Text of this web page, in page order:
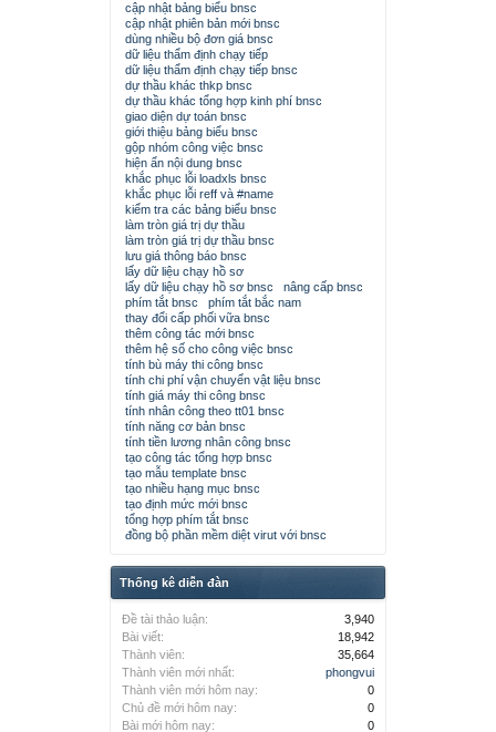
cập nhật bảng biểu bnsc
cập nhật phiên bản mới bnsc
dùng nhiều bộ đơn giá bnsc
dữ liệu thẩm định chạy tiếp
dữ liệu thẩm định chạy tiếp bnsc
dự thầu khác thkp bnsc
dự thầu khác tổng hợp kinh phí bnsc
giao diện dự toán bnsc
giới thiệu bảng biểu bnsc
gộp nhóm công việc bnsc
hiện ẩn nội dung bnsc
khắc phục lỗi loadxls bnsc
khắc phục lỗi reff và #name
kiểm tra các bảng biểu bnsc
làm tròn giá trị dự thầu
làm tròn giá trị dự thầu bnsc
lưu giá thông báo bnsc
lấy dữ liệu chạy hồ sơ
lấy dữ liệu chạy hồ sơ bnsc
nâng cấp bnsc
phím tắt bnsc
phím tắt bắc nam
thay đổi cấp phối vữa bnsc
thêm công tác mới bnsc
thêm hệ số cho công việc bnsc
tính bù máy thi công bnsc
tính chi phí vận chuyển vật liệu bnsc
tính giá máy thi công bnsc
tính nhân công theo tt01 bnsc
tính năng cơ bản bnsc
tính tiền lương nhân công bnsc
tạo công tác tổng hợp bnsc
tạo mẫu template bnsc
tạo nhiều hạng mục bnsc
tạo định mức mới bnsc
tổng hợp phím tắt bnsc
đồng bộ phần mềm diệt virut với bnsc
Thống kê diễn đàn
Đề tài thảo luận:
3,940
Bài viết:
18,942
Thành viên:
35,664
Thành viên mới nhất:
phongvui
Thành viên mới hôm nay:
0
Chủ đề mới hôm nay:
0
Bài mới hôm nay:
0